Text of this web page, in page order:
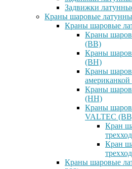
Задвижки
Краны шаровые
Краны шаровые
Краны
(ВВ)
Краны
(ВН)
Краны
Краны
(НН)
Краны
VALTEC
Кран
Кран
Краны шаровые